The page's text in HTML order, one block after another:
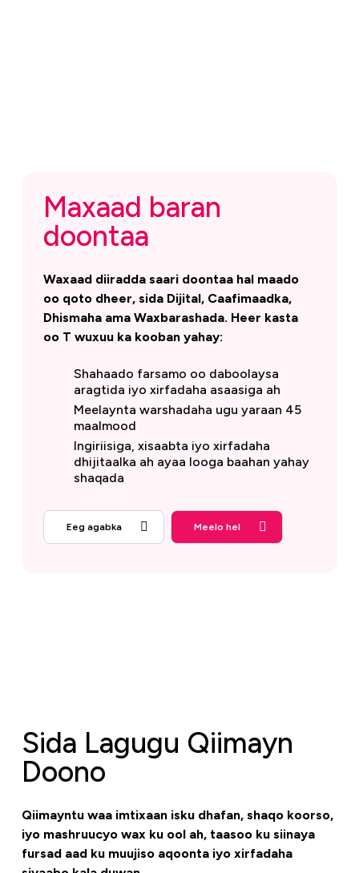
Maxaad baran
doontaa
Waxaad diiradda saari doontaa hal maado
oo qoto dheer, sida Dijital, Caafimaadka,
Dhismaha ama Waxbarashada. Heer kasta
oo T wuxuu ka kooban yahay:
Shahaado farsamo oo daboolaysa
aragtida iyo xirfadaha asaasiga ah
Meelaynta warshadaha ugu yaraan 45
maalmood
Ingiriisiga, xisaabta iyo xirfadaha
dhijitaalka ah ayaa looga baahan yahay
shaqada
Eeg agabka Meelo hel
Sida Lagugu Qiimayn
Doono
Qiimayntu waa imtixaan isku dhafan, shaqo koorso,
iyo mashruucyo wax ku ool ah, taasoo ku siinaya
fursad aad ku muujiso aqoonta iyo xirfadaha